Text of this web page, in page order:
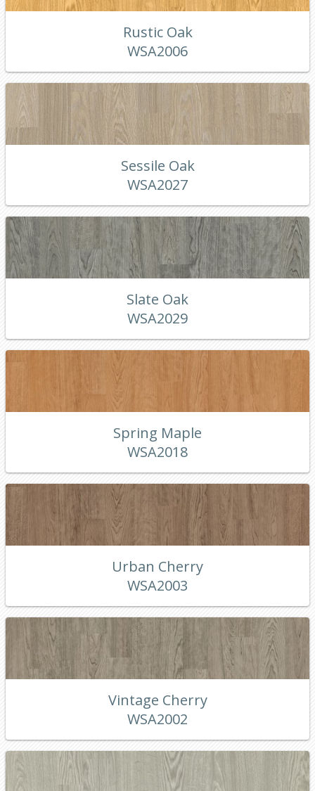
Rustic Oak
WSA2006
Sessile Oak
WSA2027
Slate Oak
WSA2029
Spring Maple
WSA2018
Urban Cherry
WSA2003
Vintage Cherry
WSA2002